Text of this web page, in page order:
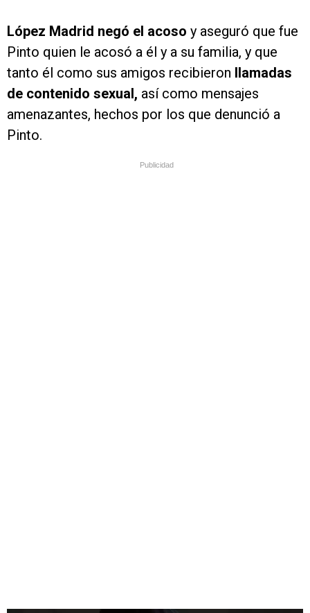
López Madrid negó el acoso y aseguró que fue
Pinto quien le acosó a él y a su familia, y que
tanto él como sus amigos recibieron llamadas
de contenido sexual, así como mensajes
amenazantes, hechos por los que denunció a
Pinto.
Publicidad